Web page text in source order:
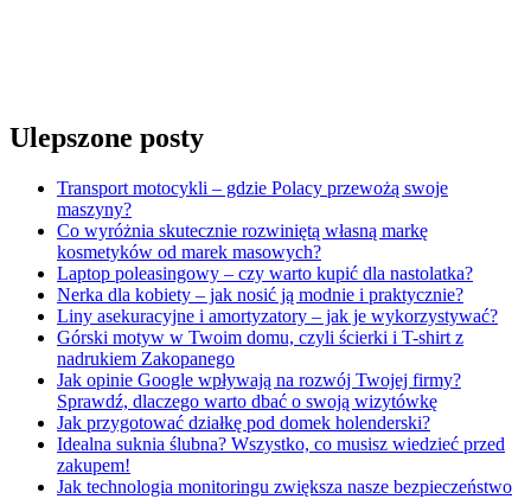
Ulepszone posty
Transport motocykli – gdzie Polacy przewożą swoje
maszyny?
Co wyróżnia skutecznie rozwiniętą własną markę
kosmetyków od marek masowych?
Laptop poleasingowy – czy warto kupić dla nastolatka?
Nerka dla kobiety – jak nosić ją modnie i praktycznie?
Liny asekuracyjne i amortyzatory – jak je wykorzystywać?
Górski motyw w Twoim domu, czyli ścierki i T-shirt z
nadrukiem Zakopanego
Jak opinie Google wpływają na rozwój Twojej firmy?
Sprawdź, dlaczego warto dbać o swoją wizytówkę
Jak przygotować działkę pod domek holenderski?
Idealna suknia ślubna? Wszystko, co musisz wiedzieć przed
zakupem!
Jak technologia monitoringu zwiększa nasze bezpieczeństwo